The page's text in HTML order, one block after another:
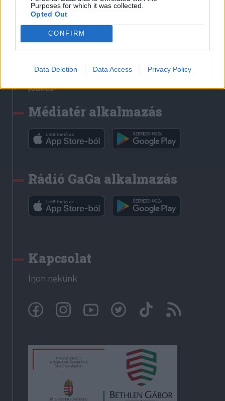
Purposes for which it was collected.
Opted Out
CONFIRM
Data Deletion Data Access Privacy Policy
Krónika
Bihari Napló
Erdélyi Napló
Főtér
Rádió GaGa
Jóállás
Médiatér alkalmazás
Rádió GaGa alkalmazás
Kapcsolat
Írjon nekünk